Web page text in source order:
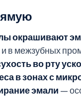
окрашивают
в межзубных
во рту
в зонах с
эмали —